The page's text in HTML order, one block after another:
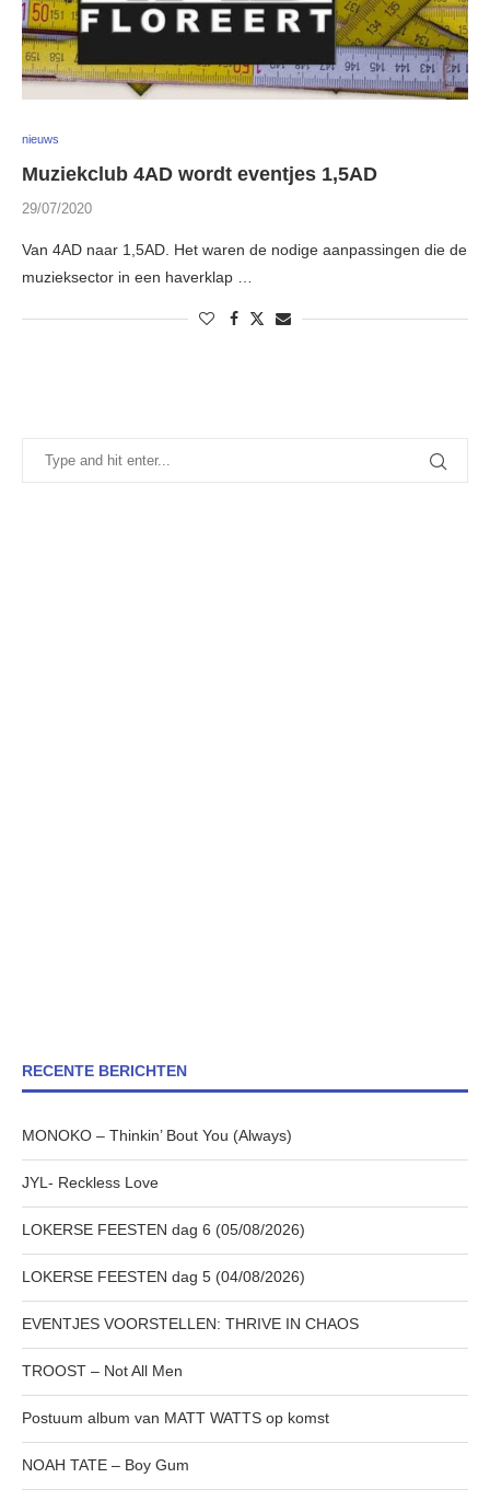
nieuws
Muziekclub 4AD wordt eventjes 1,5AD
29/07/2020
Van 4AD naar 1,5AD. Het waren de nodige aanpassingen die de
muzieksector in een haverklap …
RECENTE BERICHTEN
MONOKO – Thinkin’ Bout You (Always)
JYL- Reckless Love
LOKERSE FEESTEN dag 6 (05/08/2026)
LOKERSE FEESTEN dag 5 (04/08/2026)
EVENTJES VOORSTELLEN: THRIVE IN CHAOS
TROOST – Not All Men
Postuum album van MATT WATTS op komst
NOAH TATE – Boy Gum